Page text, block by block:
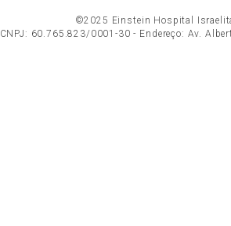
©2025 Einstein Hospital
CNPJ: 60.765.823/0001-30 - Endereço: Av.